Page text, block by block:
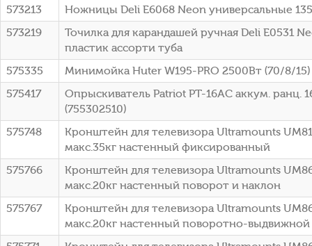
573213
Ножницы Deli E6068 Neon универсальные
573219
Точилка для карандашей ручная Deli E0531
пластик ассорти туба
575335
Минимойка Huter W195-PRO 2500Вт (70/8/15)
575417
Опрыскиватель Patriot PT-16AC аккум. ранц.
(755302510)
575748
Кронштейн для телевизора Ultramounts
макс.35кг настенный фиксированный
575766
Кронштейн для телевизора Ultramounts
макс.20кг настенный поворот и наклон
575767
Кронштейн для телевизора Ultramounts
макс.20кг настенный поворотно-